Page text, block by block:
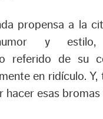
propensa a la
y estilo,
referido de su
en ridículo. Y,
hacer esas bromas